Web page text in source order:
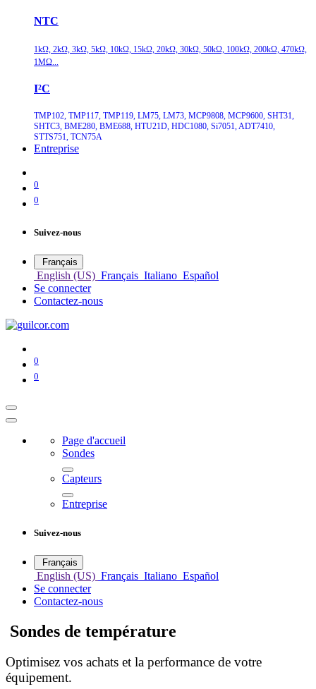
NTC
1kΩ, 2kΩ, 3kΩ, 5kΩ, 10kΩ, 15kΩ, 20kΩ, 30kΩ, 50kΩ, 100kΩ, 200kΩ, 470kΩ,
1MΩ...
I²C
TMP102, TMP117, TMP119, LM75, LM73, MCP9808, MCP9600, SHT31,
SHTC3, BME280, BME688, HTU21D, HDC1080, Si7051, ADT7410,
STTS751, TCN75A
Entreprise
0
0
Suivez-nous
Français
English (US) Français Italiano Español
Se connecter
Contactez-nous
0
0
Page d'accueil
Sondes
Capteurs
Entreprise
Suivez-nous
Français
English (US) Français Italiano Español
Se connecter
Contactez-nous
Sondes de température
Optimisez vos achats et la performance de votre
équipement.